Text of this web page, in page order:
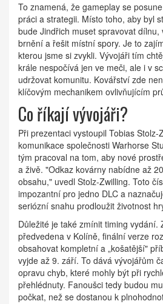
To znamená, že gameplay se
práci a strategii. Místo toho, aby byl
bude Jindřich muset spravovat dílnu,
brnění a řešit místní spory. Je to
kterou jsme si zvykli. Vývojáři tím
krále nespočívá jen ve meči, ale i v
udržovat komunitu. Kovářství zde
klíčovým mechanikem ovlivňujícím
Co říkají vývojáři?
Při prezentaci vystoupil Tobias Stolz-
komunikace společnosti Warhorse
tým pracoval na tom, aby nové
a živě. "Odkaz kovárny nabídne až
obsahu," uvedl Stolz-Zwilling. Toto
impozantní pro jedno DLC a
seriózní snahu prodloužit životnost
Důležité je také zmínit timing vydání.
předvedena v Kolíně, finální verze
obsahovat kompletní a „košatější"
vyjde až 9. září. To dává vývojářům
opravu chyb, které mohly být při
přehlédnuty. Fanoušci tedy budou
počkat, než se dostanou k